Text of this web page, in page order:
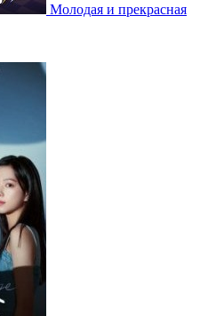
Молодая и прекрасная